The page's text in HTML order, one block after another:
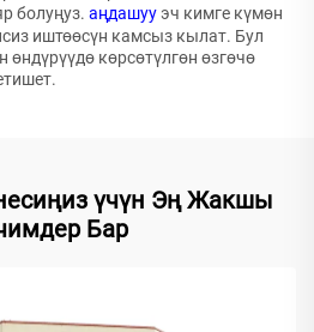
болуңуз. аңдашууэч кимге күмөн
иштөөсүн камсыз кылат. Бул
көрсөтүлгөн өзгөчө
үчүн Эң Жакшы
Бар